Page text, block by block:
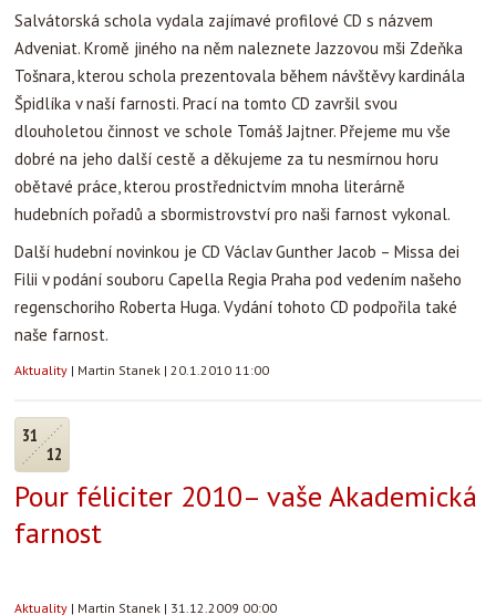
Salvátorská schola vydala zajímavé profilové CD s názvem
Adveniat. Kromě jiného na něm naleznete Jazzovou mši Zdeňka
Tošnara, kterou schola prezentovala během návštěvy kardinála
Špidlíka v naší farnosti. Prací na tomto CD završil svou
dlouholetou činnost ve schole Tomáš Jajtner. Přejeme mu vše
dobré na jeho další cestě a děkujeme za tu nesmírnou horu
obětavé práce, kterou prostřednictvím mnoha literárně
hudebních pořadů a sbormistrovství pro naši farnost vykonal.
Další hudební novinkou je CD Václav Gunther Jacob – Missa dei
Filii v podání souboru Capella Regia Praha pod vedením našeho
regenschoriho Roberta Huga. Vydání tohoto CD podpořila také
naše farnost.
Aktuality | Martin Stanek | 20.1.2010 11:00
31
12
Pour féliciter 2010– vaše Akademická
farnost
Aktuality | Martin Stanek | 31.12.2009 00:00